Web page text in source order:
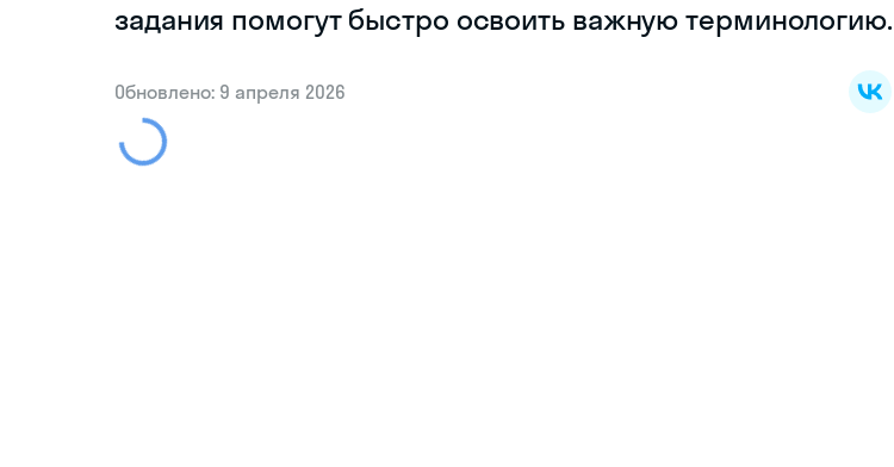
задания помогут быстро освоить важную терминологию.
Обновлено: 9 апреля 2026